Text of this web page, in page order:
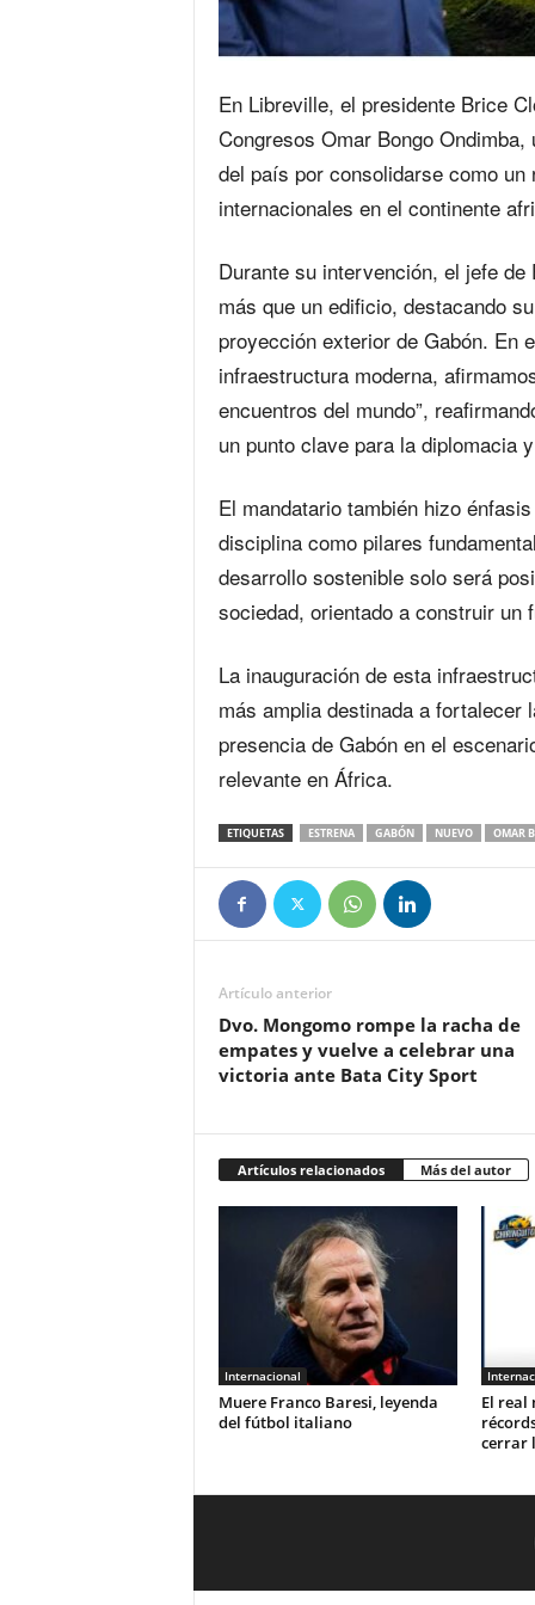
En Libreville, el presidente Brice
Congresos Omar Bongo
del país por consolidarse como
internacionales en el continente
Durante su intervención, el jefe
más que un edificio, destacando
proyección exterior de Gabón. En
infraestructura moderna,
encuentros del mundo”,
un punto clave para la diplomacia
El mandatario también hizo
disciplina como pilares
desarrollo sostenible solo será
sociedad, orientado a construir un
La inauguración de esta
más amplia destinada a
presencia de Gabón en el
relevante en África.
ETIQUETAS ESTRENA GABÓN NUEVO OMAR
Artículo anterior
Dvo. Mongomo rompe la racha de
empates y vuelve a celebrar una
victoria ante Bata City Sport
Artículos relacionados Más del autor
Internacional
‎Muere Franco Baresi, leyenda
del fútbol italiano‎
El real
cerrar